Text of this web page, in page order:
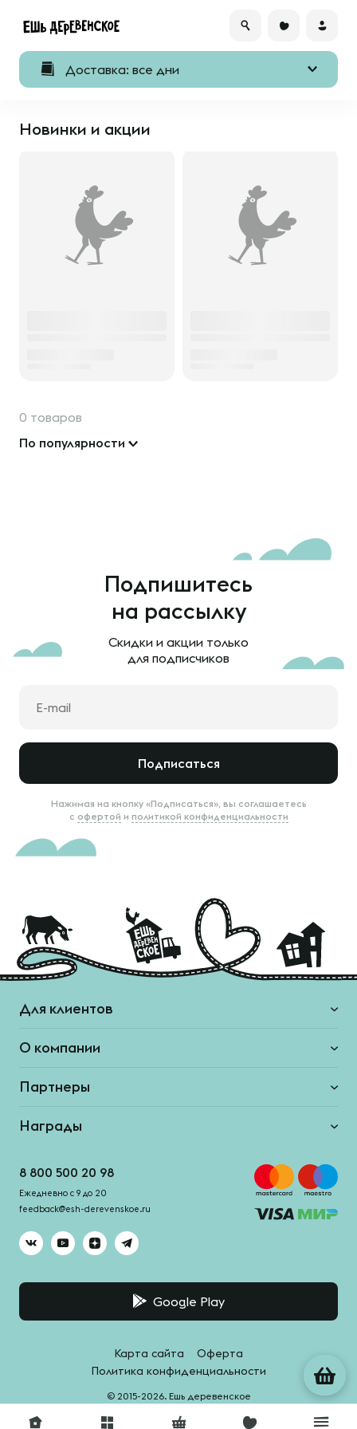
Доставка: все дни
Новинки и акции
0 товаров
По популярности
Подпишитесь
на рассылку
Скидки и акции только
для подписчиков
Подписаться
Нажимая на кнопку «Подписаться», вы соглашаетесь
с офертой и политикой конфиденциальности
Для клиентов
О компании
Партнеры
Награды
8 800 500 20 98
Ежедневно с 9 до 20
feedback@esh-derevenskoe.ru
Google Play
© 2015-2026. Ешь деревенское
Карта сайта
Оферта
Политика конфиденциальности
Система качества - HACCPro